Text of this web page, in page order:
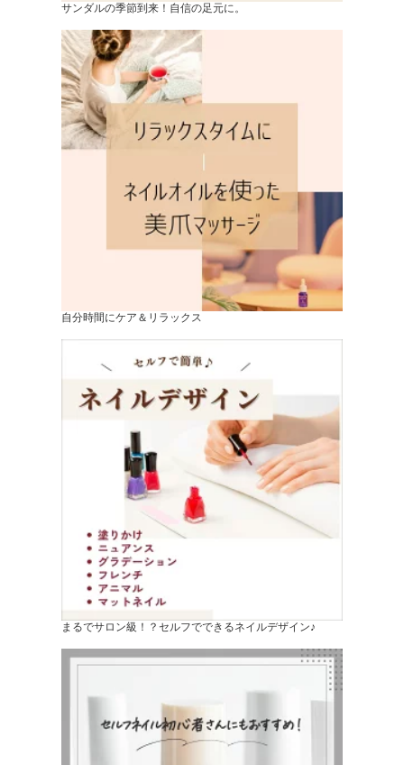
サンダルの季節到来！自信の足元に。
自分時間にケア＆リラックス
まるでサロン級！？セルフでできるネイルデザイン♪